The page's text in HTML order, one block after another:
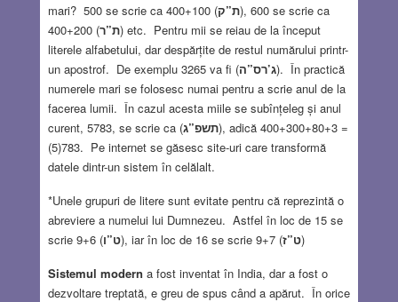
mari? 500 se scrie ca 400+100 (ת”ק), 600 se scrie ca
400+200 (ת”ר) etc. Pentru mii se reiau de la început
literele alfabetului, dar despărțite de restul numărului printr-
un apostrof. De exemplu 3265 va fi (ג’רס”ה). În practică
numerele mari se folosesc numai pentru a scrie anul de la
facerea lumii. În cazul acesta miile se subînțeleg și anul
curent, 5783, se scrie ca (תשפ”ג), adică 400+300+80+3 =
(5)783. Pe internet se găsesc site-uri care transformă
datele dintr-un sistem în celălalt.
*Unele grupuri de litere sunt evitate pentru că reprezintă o
abreviere a numelui lui Dumnezeu. Astfel în loc de 15 se
scrie 9+6 (ט”ו), iar în loc de 16 se scrie 9+7 (ט”ז)
Sistemul modern a fost inventat în India, dar a fost o
dezvoltare treptată, e greu de spus când a apărut. În orice